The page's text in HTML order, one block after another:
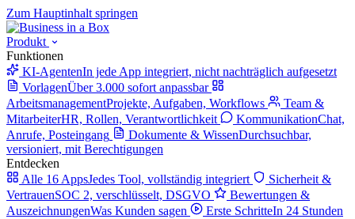
Zum Hauptinhalt springen
Produkt
Funktionen
KI-AgentenIn jede App integriert, nicht nachträglich aufgesetzt
VorlagenÜber 3.000 sofort anpassbar
ArbeitsmanagementProjekte, Aufgaben, Workflows
Team &
MitarbeiterHR, Rollen, Verantwortlichkeit KommunikationChat,
Anrufe, Posteingang
Dokumente & WissenDurchsuchbar,
versioniert, mit Berechtigungen
Entdecken
Alle 16 AppsJedes Tool, vollständig integriert
Sicherheit &
VertrauenSOC 2, verschlüsselt, DSGVO
Bewertungen &
AuszeichnungenWas Kunden sagen Erste SchritteIn 24 Stunden